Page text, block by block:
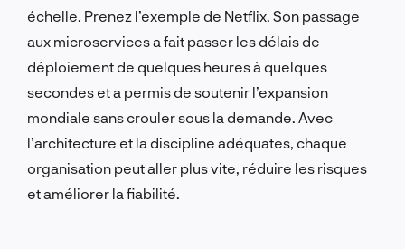
échelle. Prenez l’exemple de Netflix. Son passage
aux microservices a fait passer les délais de
déploiement de quelques heures à quelques
secondes et a permis de soutenir l’expansion
mondiale sans crouler sous la demande. Avec
l’architecture et la discipline adéquates, chaque
organisation peut aller plus vite, réduire les risques
et améliorer la fiabilité.